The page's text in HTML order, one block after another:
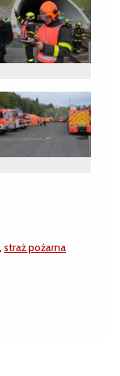
, straż pożarna